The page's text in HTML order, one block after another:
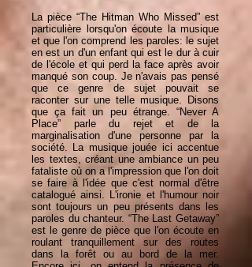
La pièce “The Hitman Who Missed” est
particulière lorsqu'on écoute la musique
et que l'on comprend les paroles: le sujet
en est un d'un enfant qui est le dur à cuir
de l'école et qui perd la face après avoir
manqué son coup. Je n'avais pas pensé
que ce genre de sujet pouvait se
raconter sur une telle musique. Disons
que ça fait un peu étrange. “Never A
Place” parle du rejet et de la
marginalisation d'une personne par la
société. La musique jouée ici accentue
les textes, créant une ambiance un peu
fataliste où on a l'impression que l'on doit
se faire à l'idée que c'est normal d'être
catalogué ainsi. L'ironie et l'humour noir
sont toujours un peu présents dans les
paroles du chanteur. “The Last Getaway”
est le genre de pièce que l'on écoute en
roulant tranquillement sur des routes
dans la forêt ou au bord de la mer.